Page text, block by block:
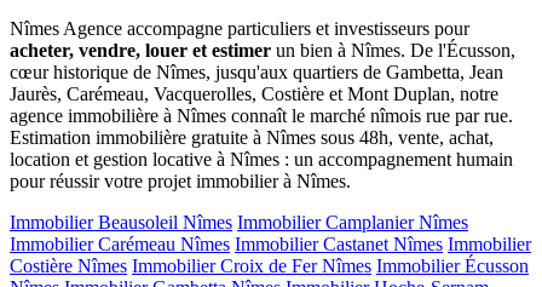
Nîmes Agence accompagne particuliers et investisseurs pour
acheter, vendre, louer et estimer un bien à Nîmes. De l'Écusson,
cœur historique de Nîmes, jusqu'aux quartiers de Gambetta, Jean
Jaurès, Carémeau, Vacquerolles, Costière et Mont Duplan, notre
agence immobilière à Nîmes connaît le marché nîmois rue par rue.
Estimation immobilière gratuite à Nîmes sous 48h, vente, achat,
location et gestion locative à Nîmes : un accompagnement humain
pour réussir votre projet immobilier à Nîmes.
Immobilier Beausoleil Nîmes Immobilier Camplanier Nîmes
Immobilier Carémeau Nîmes Immobilier Castanet Nîmes Immobilier
Costière Nîmes Immobilier Croix de Fer Nîmes Immobilier Écusson